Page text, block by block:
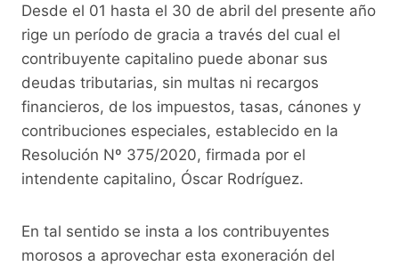
c
e
b
o
o
k
itt
er
at
s
A
p
p
p
y
Li
n
k
e
gr
a
m
Desde el 01 hasta el 30 de abril del presente año
rige un período de gracia a través del cual el
contribuyente capitalino puede abonar sus
deudas tributarias, sin multas ni recargos
financieros, de los impuestos, tasas, cánones y
contribuciones especiales, establecido en la
Resolución Nº 375/2020, firmada por el
intendente capitalino, Óscar Rodríguez.
En tal sentido se insta a los contribuyentes
morosos a aprovechar esta exoneración del